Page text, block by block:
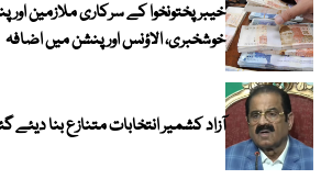
خیبرپختونخوا کے سرکاری ملازمین اور
خوشخبری، الاؤنس اور پنشن میں اضافہ
آزاد کشمیر انتخابات متنازع بنا دیئے